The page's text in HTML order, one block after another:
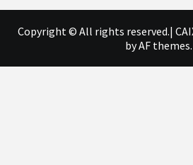
Copyright © All rights reserved.|
by AF themes.